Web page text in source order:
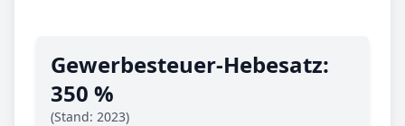
Gewerbe­steuer-Hebe­satz:
350 %
(Stand: 2023)